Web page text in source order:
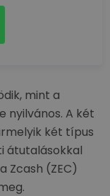
mint a
nyilvános. A két
két típus
átutalásokkal
Zcash (ZEC)